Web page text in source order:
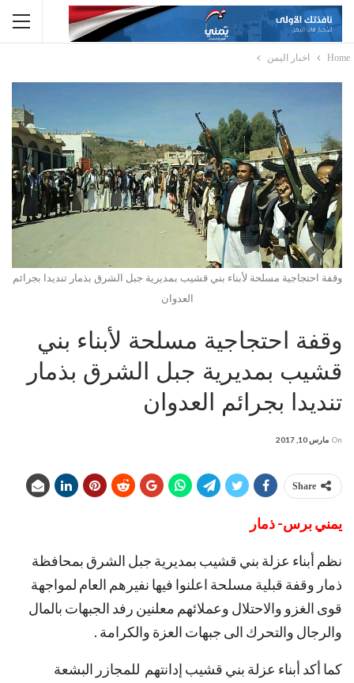
Home اخبار اليمن
وقفة احتجاجية مسلحة لأبناء بني قشيب بمديرية جبل الشرق بذمار تنديدا بجرائم
العدوان
وقفة احتجاجية مسلحة لأبناء بني
قشيب بمديرية جبل الشرق بذمار
تنديدا بجرائم العدوان
On مارس 10, 2017
Share
يمني برس- ذمار
نظم أبناء عزلة بني قشيب بمديرية جبل الشرق بمحافظة
ذمار وقفة قبلية مسلحة اعلنوا فيها نفيرهم العام لمواجهة
قوى الغزو والاحتلال وعملائهم معلنين رفد الجبهات بالمال
والرجال والتحرك الى جبهات العزة والكرامة .
كما أكد أبناء عزلة بني قشيب إدانتهم للمجازر البشعة